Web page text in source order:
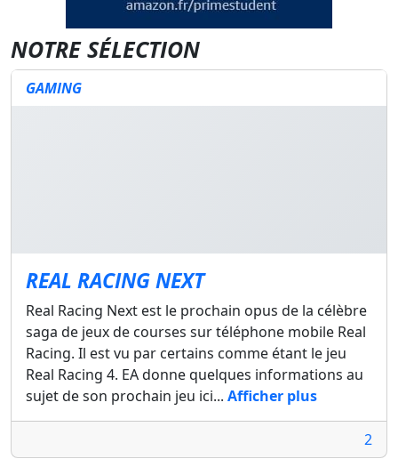
NOTRE SÉLECTION
GAMING
REAL RACING NEXT
Real Racing Next est le prochain opus de la célèbre
saga de jeux de courses sur téléphone mobile Real
Racing. Il est vu par certains comme étant le jeu
Real Racing 4. EA donne quelques informations au
sujet de son prochain jeu ici... Afficher plus
2